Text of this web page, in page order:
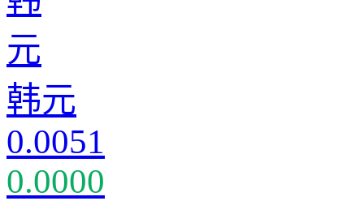
韩元
0.0051
0.0000